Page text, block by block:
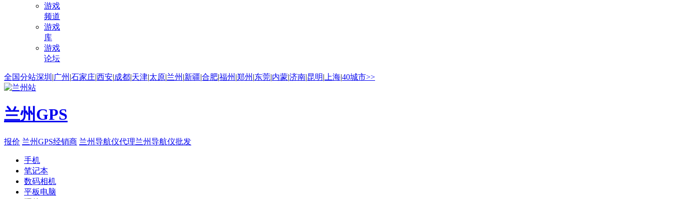
游戏
频道
游戏
库
游戏
论坛
全国分站深圳 |广州 |石家庄|西安|成都|天津|太原|兰州 |新疆|合肥|福州 |郑州 |东莞|内蒙|济南|昆明| 上海|40城市>>
兰州GPS
报价 兰州GPS经销商 兰州导航仪代理兰州导航仪批发
手机
笔记本
数码相机
平板电脑